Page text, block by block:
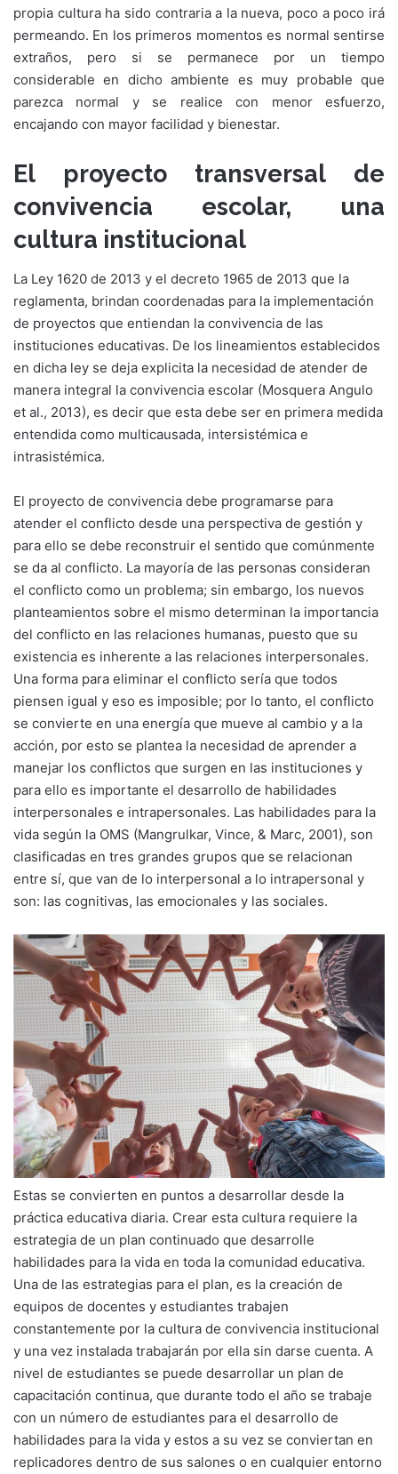
propia cultura ha sido contraria a la nueva, poco a poco irá
permeando. En los primeros momentos es normal sentirse
extraños, pero si se permanece por un tiempo
considerable en dicho ambiente es muy probable que
parezca normal y se realice con menor esfuerzo,
encajando con mayor facilidad y bienestar.
El proyecto transversal de
convivencia escolar, una
cultura institucional
La Ley 1620 de 2013 y el decreto 1965 de 2013 que la
reglamenta, brindan coordenadas para la implementación
de proyectos que entiendan la convivencia de las
instituciones educativas. De los lineamientos establecidos
en dicha ley se deja explicita la necesidad de atender de
manera integral la convivencia escolar (Mosquera Angulo
et al., 2013), es decir que esta debe ser en primera medida
entendida como multicausada, intersistémica e
intrasistémica.
El proyecto de convivencia debe programarse para
atender el conflicto desde una perspectiva de gestión y
para ello se debe reconstruir el sentido que comúnmente
se da al conflicto. La mayoría de las personas consideran
el conflicto como un problema; sin embargo, los nuevos
planteamientos sobre el mismo determinan la importancia
del conflicto en las relaciones humanas, puesto que su
existencia es inherente a las relaciones interpersonales.
Una forma para eliminar el conflicto sería que todos
piensen igual y eso es imposible; por lo tanto, el conflicto
se convierte en una energía que mueve al cambio y a la
acción, por esto se plantea la necesidad de aprender a
manejar los conflictos que surgen en las instituciones y
para ello es importante el desarrollo de habilidades
interpersonales e intrapersonales. Las habilidades para la
vida según la OMS (Mangrulkar, Vince, & Marc, 2001), son
clasificadas en tres grandes grupos que se relacionan
entre sí, que van de lo interpersonal a lo intrapersonal y
son: las cognitivas, las emocionales y las sociales.
Estas se convierten en puntos a desarrollar desde la
práctica educativa diaria. Crear esta cultura requiere la
estrategia de un plan continuado que desarrolle
habilidades para la vida en toda la comunidad educativa.
Una de las estrategias para el plan, es la creación de
equipos de docentes y estudiantes trabajen
constantemente por la cultura de convivencia institucional
y una vez instalada trabajarán por ella sin darse cuenta. A
nivel de estudiantes se puede desarrollar un plan de
capacitación continua, que durante todo el año se trabaje
con un número de estudiantes para el desarrollo de
habilidades para la vida y estos a su vez se conviertan en
replicadores dentro de sus salones o en cualquier entorno